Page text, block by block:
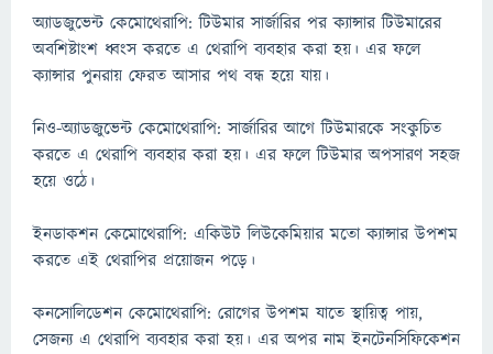
অ্যাডজুভেন্ট কেমোথেরাপি: টিউমার সার্জারির পর ক্যান্সার টিউমারের
অবশিষ্টাংশ ধ্বংস করতে এ থেরাপি ব্যবহার করা হয়। এর ফলে
ক্যান্সার পুনরায় ফেরত আসার পথ বন্ধ হয়ে যায়।
নিও-অ্যাডজুভেন্ট কেমোথেরাপি: সার্জারির আগে টিউমারকে সংকুচিত
করতে এ থেরাপি ব্যবহার করা হয়। এর ফলে টিউমার অপসারণ সহজ
হয়ে ওঠে।
ইনডাকশন কেমোথেরাপি: একিউট লিউকেমিয়ার মতো ক্যান্সার উপশম
করতে এই থেরাপির প্রয়োজন পড়ে।
কনসোলিডেশন কেমোথেরাপি: রোগের উপশম যাতে স্থায়িত্ব পায়,
সেজন্য এ থেরাপি ব্যবহার করা হয়। এর অপর নাম ইনটেনসিফিকেশন